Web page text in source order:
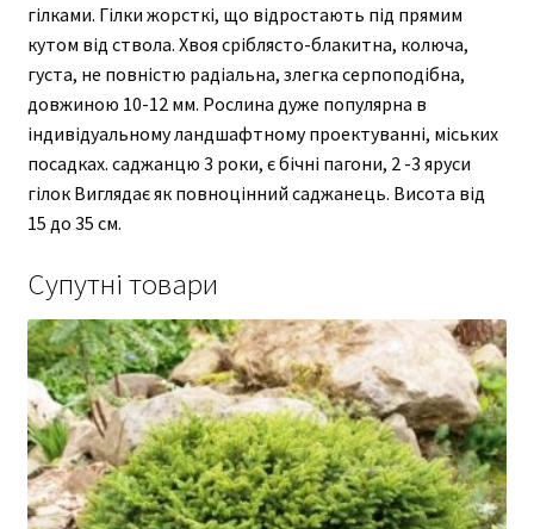
гілками. Гілки жорсткі, що відростають під прямим
кутом від ствола. Хвоя сріблясто-блакитна, колюча,
густа, не повністю радіальна, злегка серпоподібна,
довжиною 10-12 мм. Рослина дуже популярна в
індивідуальному ландшафтному проектуванні, міських
посадках. саджанцю 3 роки, є бічні пагони, 2 -3 яруси
гілок Виглядає як повноцінний саджанець. Висота від
15 до 35 см.
Супутні товари